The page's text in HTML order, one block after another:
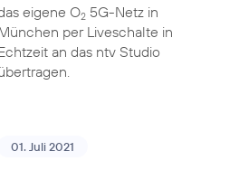
eigene O25G-Netz in
per Liveschalte in
an das ntv Studio
01. Juli 2021